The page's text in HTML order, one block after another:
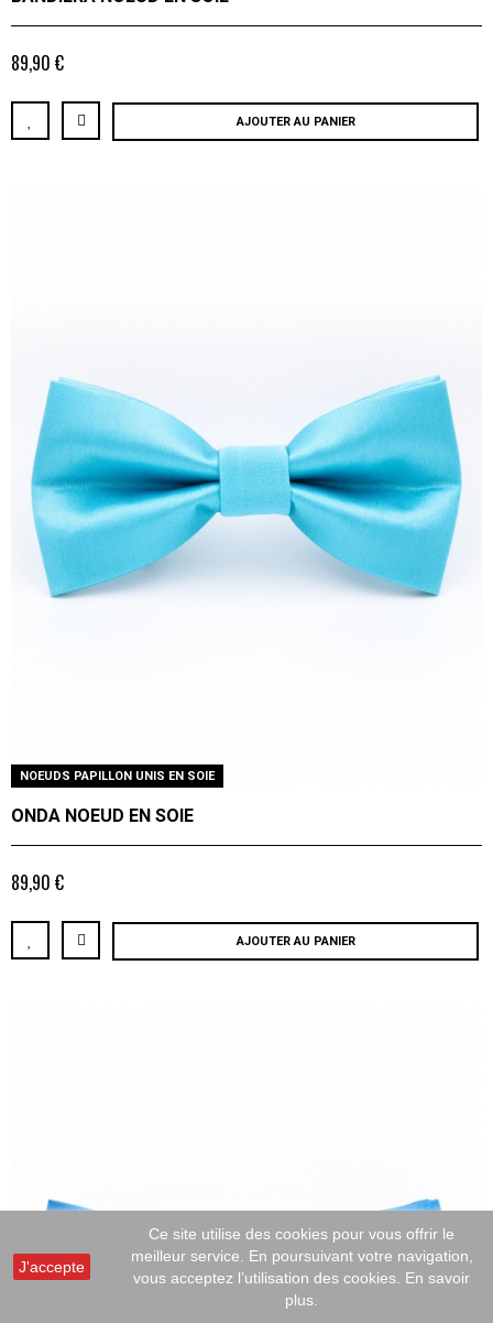
89,90 €
AJOUTER AU PANIER
NOEUDS PAPILLON UNIS EN SOIE
ONDA NOEUD EN SOIE
89,90 €
AJOUTER AU PANIER
J'accepte
Ce site utilise des cookies pour vous offrir le
meilleur service. En poursuivant votre navigation,
vous acceptez l’utilisation des cookies. En savoir
plus.